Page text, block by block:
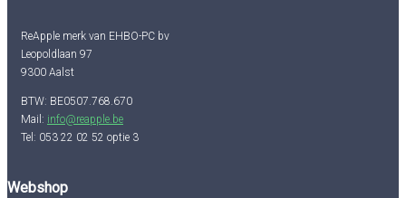
ReApple merk van EHBO-PC bv
Leopoldlaan 97
9300 Aalst
BTW: BE0507.768.670
Mail: info@reapple.be
Tel: 053 22 02 52 optie 3
Webshop